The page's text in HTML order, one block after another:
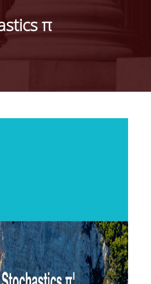
ΤΜΗΜΑΤΟΣ
ΕΦΑΡΜΟΣΜΕΝΗΣ ΣΤΑΤΙΣΤΙΚΗΣ,
ΚΑΙ ΑΝΑΛΥΣΗΣ ΔΕΔΟΜΕΝΩΝ
ΣΤΑΤΙΣΤΙΚΗΣ ΜΕΘΟΔΟΛΟΓΙΑΣ
π